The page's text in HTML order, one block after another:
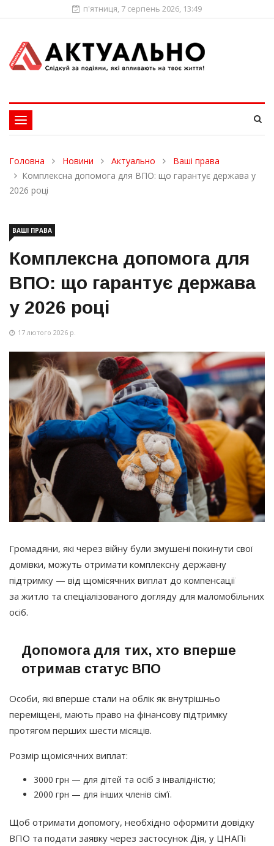
п'ятниця, 7 серпень 2026, 13:49
Toggle
navigation
Головна Новини Актуально
Ваші права
Комплексна допомога для ВПО: що гарантує держава у
2026 році
ВАШІ ПРАВА
Комплексна допомога для
ВПО: що гарантує держава
у 2026 році
17 лютого 2026 р.
Громадяни, які через війну були змушені покинути свої
домівки, можуть отримати комплексну державну
підтримку — від щомісячних виплат до компенсації
за житло та спеціалізованого догляду для маломобільних
осіб.
Допомога для тих, хто вперше
отримав статус ВПО
Особи, які вперше стали на облік як внутрішньо
переміщені, мають право на фінансову підтримку
протягом перших шести місяців.
Розмір щомісячних виплат:
3000 грн — для дітей та осіб з інвалідністю;
2000 грн — для інших членів сім’ї.
Щоб отримати допомогу, необхідно оформити довідку
ВПО та подати заявку через застосунок Дія, у ЦНАПі